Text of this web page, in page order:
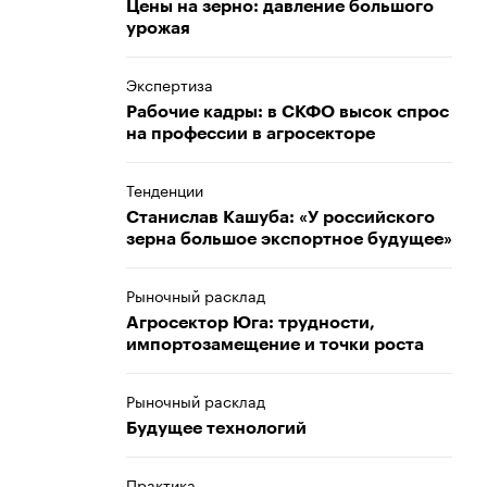
Цены на зерно: давление большого
урожая
Экспертиза
Рабочие кадры: в СКФО высок спрос
на профессии в агросекторе
Тенденции
Станислав Кашуба: «У российского
зерна большое экспортное будущее»
Рыночный расклад
Агросектор Юга: трудности,
импортозамещение и точки роста
Рыночный расклад
Будущее технологий